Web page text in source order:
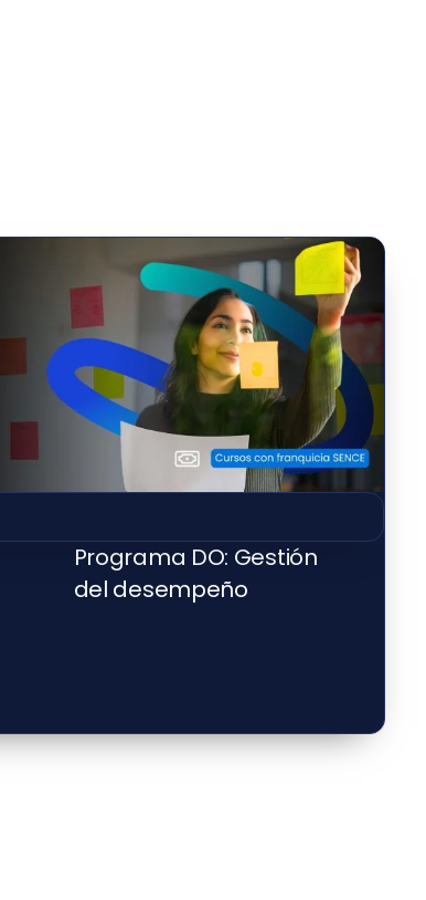
Programa DO: Gestión
del desempeño